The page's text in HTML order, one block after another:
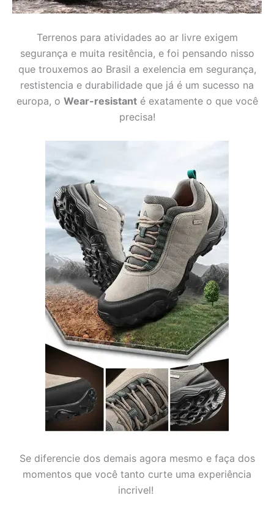
Terrenos para atividades ao ar livre exigem
segurança e muita resitência, e foi pensando nisso
que trouxemos ao Brasil a exelencia em segurança,
restistencia e durabilidade que já é um sucesso na
europa, o Wear-resistanté exatamente o que você
precisa!
Se diferencie dos demais agora mesmo e faça dos
momentos que você tanto curte uma experiência
incrivel!